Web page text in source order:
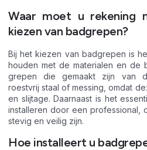
Waar moet u rekening
kiezen van badgrepen?
Bij het kiezen van badgrepen is
houden met de materialen en de
grepen die gemaakt zijn van
roestvrij staal of messing, omdat
en slijtage. Daarnaast is het
installeren door een professional,
stevig en veilig zijn.
Hoe installeert u